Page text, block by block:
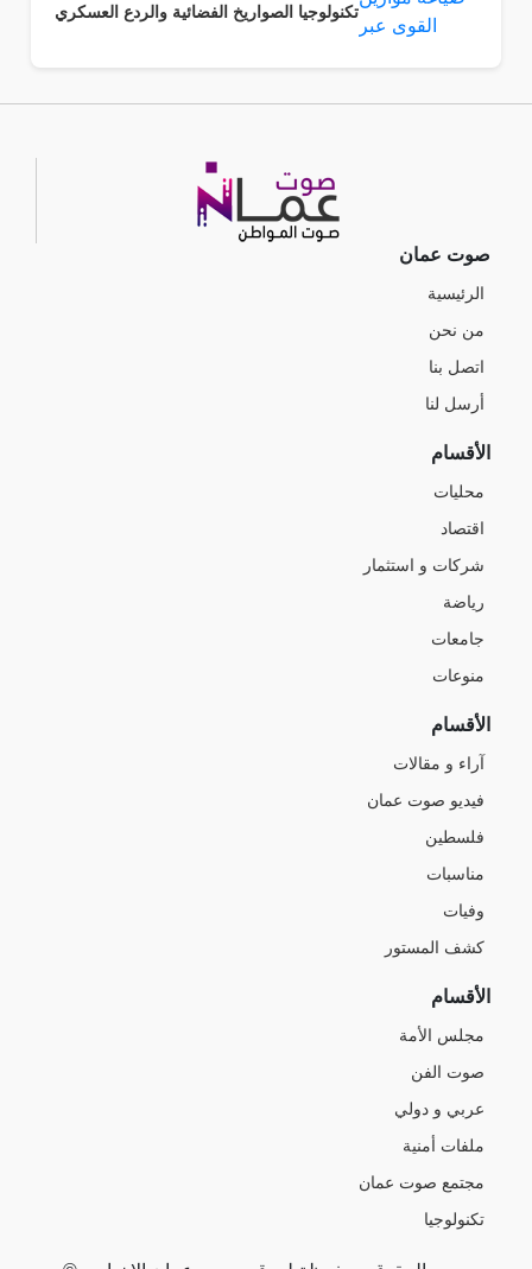
تكنولوجيا الصواريخ الفضائية والردع العسكري
صوت عمان
الرئيسية
من نحن
اتصل بنا
أرسل لنا
الأقسام
محليات
اقتصاد
شركات و استثمار
رياضة
جامعات
منوعات
الأقسام
آراء و مقالات
فيديو صوت عمان
فلسطين
مناسبات
وفيات
كشف المستور
الأقسام
مجلس الأمة
صوت الفن
عربي و دولي
ملفات أمنية
مجتمع صوت عمان
تكنولوجيا